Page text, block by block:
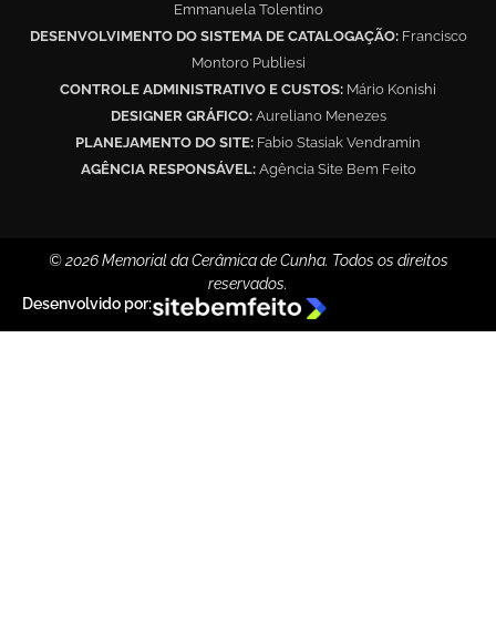
Emmanuela Tolentino
DESENVOLVIMENTO DO SISTEMA DE CATALOGAÇÃO: Francisco
Montoro Publiesi
CONTROLE ADMINISTRATIVO E CUSTOS: Mário Konishi
DESIGNER GRÁFICO:Aureliano Menezes
PLANEJAMENTO DO SITE: Fabio Stasiak Vendramin
AGÊNCIA RESPONSÁVEL:Agência Site Bem Feito
© 2026 Memorial da Cerâmica de Cunha. Todos os direitos
reservados.
Desenvolvido por: